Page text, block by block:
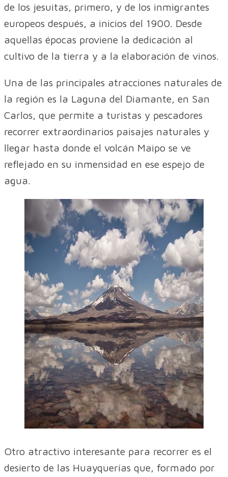
de los jesuitas, primero, y de los inmigrantes
europeos después, a inicios del 1900. Desde
aquellas épocas proviene la dedicación al
cultivo de la tierra y a la elaboración de vinos.
Una de las principales atracciones naturales de
la región es la Laguna del Diamante, en San
Carlos, que permite a turistas y pescadores
recorrer extraordinarios paisajes naturales y
llegar hasta donde el volcán Maipo se ve
reflejado en su inmensidad en ese espejo de
agua.
Otro atractivo interesante para recorrer es el
desierto de las Huayquerías que, formado por